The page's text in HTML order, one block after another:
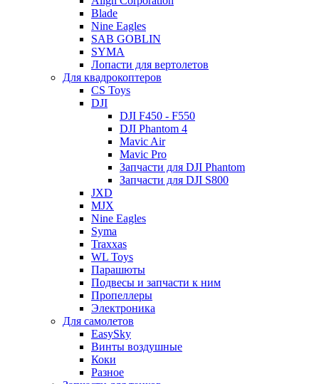
Blade
Nine Eagles
SAB GOBLIN
SYMA
Лопасти для вертолетов
Для квадрокоптеров
CS Toys
DJI
DJI F450 - F550
DJI Phantom 4
Mavic Air
Mavic Pro
Запчасти для DJI Phantom
Запчасти для DJI S800
JXD
MJX
Nine Eagles
Syma
Traxxas
WL Toys
Парашюты
Подвесы и запчасти к ним
Пропеллеры
Электроника
Для самолетов
EasySky
Винты воздушные
Коки
Разное